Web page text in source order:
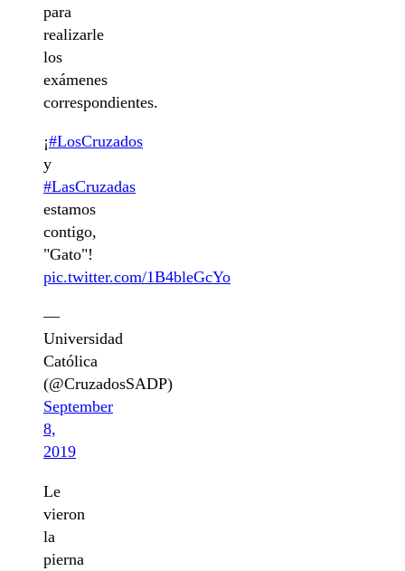
para
realizarle
los
exámenes
correspondientes.
¡#LosCruzados
y
#LasCruzadas
estamos
contigo,
"Gato"!
pic.twitter.com/1B4bleGcYo
—
Universidad
Católica
(@CruzadosSADP)
September
8,
2019
Le
vieron
la
pierna